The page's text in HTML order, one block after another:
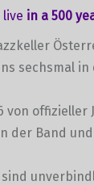
live in a 500
sechsmal
von offizieller
der Band
sind